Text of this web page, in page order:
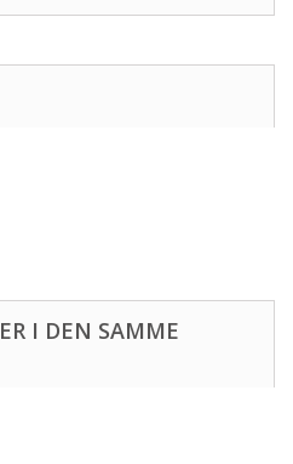
I DEN SAMME